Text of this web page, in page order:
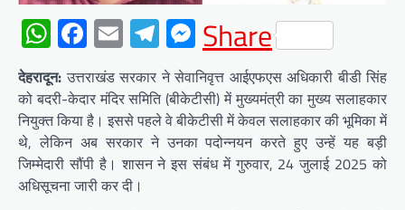
WhatsApp
Facebook
EmailTelegram
Messenger
Share
देहरादून: उत्तराखंड सरकार ने सेवानिवृत्त आईएफएस अधिकारी बीडी सिंह
को बदरी-केदार मंदिर समिति (बीकेटीसी) में मुख्यमंत्री का मुख्य सलाहकार
नियुक्त किया है। इससे पहले वे बीकेटीसी में केवल सलाहकार की भूमिका में
थे, लेकिन अब सरकार ने उनका पदोन्नयन करते हुए उन्हें यह बड़ी
जिम्मेदारी सौंपी है। शासन ने इस संबंध में गुरुवार, 24 जुलाई 2025 को
अधिसूचना जारी कर दी।